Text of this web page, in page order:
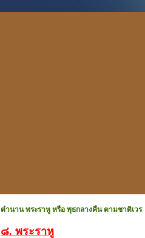
ตำนาน พระราหู หรือ พุธกลางคืน ตามชาติเวร
๘. พระราหู